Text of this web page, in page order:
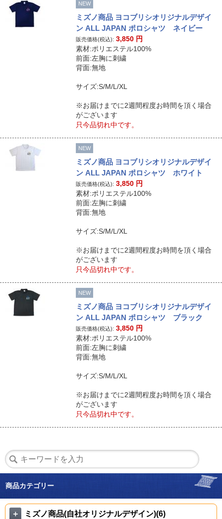
NEW
ミズノ商品 ヨコブリシオリジナルデザイ
ン ALL JAPAN ポロシャツ ネイビー
販売価格(税込): 3,850 円
素材:ポリエステル100%
前面:左胸に刺繍
背面:無地
サイズ:S/M/L/XL
※お届けまでに2週間程度お時間を頂く場合
がございます
只今品切れ中です。
NEW
ミズノ商品 ヨコブリシオリジナルデザイ
ン ALL JAPAN ポロシャツ ホワイト
販売価格(税込): 3,850 円
素材:ポリエステル100%
前面:左胸に刺繍
背面:無地
サイズ:S/M/L/XL
※お届けまでに2週間程度お時間を頂く場合
がございます
只今品切れ中です。
NEW
ミズノ商品 ヨコブリシオリジナルデザイ
ン ALL JAPAN ポロシャツ ブラック
販売価格(税込): 3,850 円
素材:ポリエステル100%
前面:左胸に刺繍
背面:無地
サイズ:S/M/L/XL
※お届けまでに2週間程度お時間を頂く場合
がございます
只今品切れ中です。
商品カテゴリー
＋ ミズノ商品(自社オリジナルデザイン)(6)